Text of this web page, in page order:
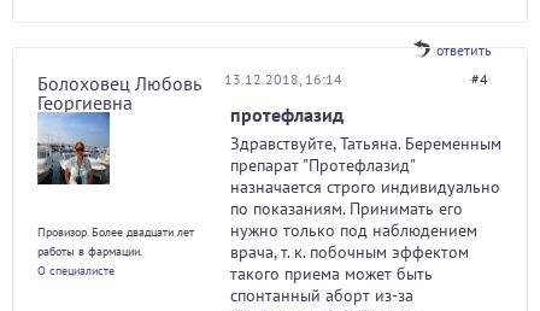
ответить
Болоховец Любовь
Георгиевна
Провизор. Более двадцати лет
работы в фармации.
О специалисте
13.12.2018, 16:14 #4
протефлазид
Здравствуйте, Татьяна. Беременным
препарат "Протефлазид"
назначается строго индивидуально
по показаниям. Принимать его
нужно только под наблюдением
врача, т. к. побочным эффектом
такого приема может быть
спонтанный аборт из-за